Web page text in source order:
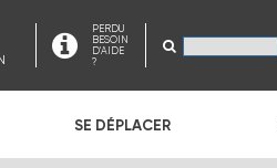
PERDU
BESOIN
D'AIDE
?
SE DÉPLACER